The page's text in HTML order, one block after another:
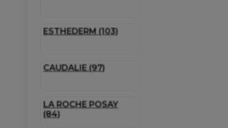
ESTHEDERM (103)
CAUDALIE (97)
LA ROCHE POSAY
(84)